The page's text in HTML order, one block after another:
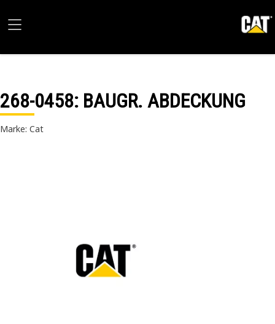
268-0458: BAUGR. ABDECKUNG
Marke: Cat